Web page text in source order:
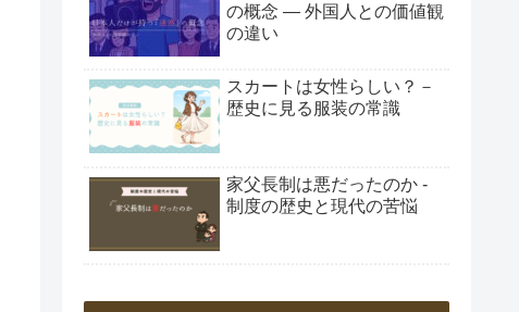
の概念 ― 外国人との価値観
の違い
スカートは女性らしい？－
歴史に見る服装の常識
家父長制は悪だったのか -
制度の歴史と現代の苦悩